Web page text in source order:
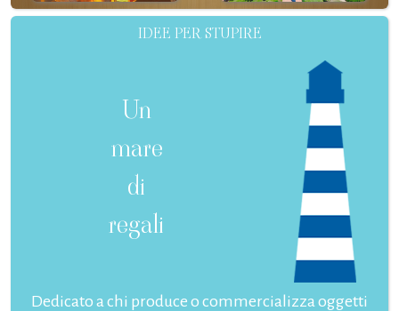
IDEE PER STUPIRE
Un
mare
di
regali
Dedicato a chi produce o commercializza oggetti